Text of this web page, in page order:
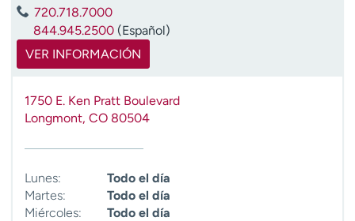
720.718.7000
844.945.2500 (Español)
VER INFORMACIÓN
1750 E. Ken Pratt Boulevard
Longmont, CO 80504
Lunes:
Todo el día
Martes:
Todo el día
Miércoles:
Todo el día